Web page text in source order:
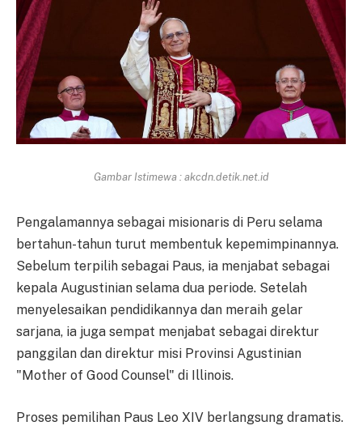
Gambar Istimewa : akcdn.detik.net.id
Pengalamannya sebagai misionaris di Peru selama
bertahun-tahun turut membentuk kepemimpinannya.
Sebelum terpilih sebagai Paus, ia menjabat sebagai
kepala Augustinian selama dua periode. Setelah
menyelesaikan pendidikannya dan meraih gelar
sarjana, ia juga sempat menjabat sebagai direktur
panggilan dan direktur misi Provinsi Agustinian
"Mother of Good Counsel" di Illinois.
Proses pemilihan Paus Leo XIV berlangsung dramatis.